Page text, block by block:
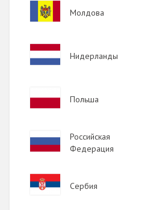
Image
Молдова
Image
Нидерланды
Польша
Image
Российская
Федерация
Image
Сербия